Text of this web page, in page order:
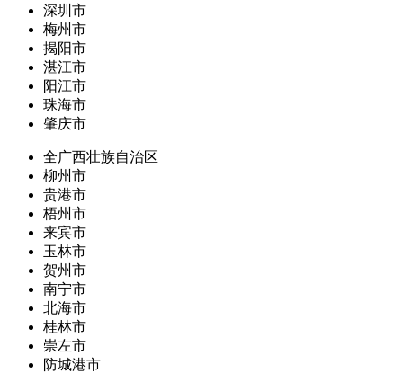
深圳市
梅州市
揭阳市
湛江市
阳江市
珠海市
肇庆市
全广西壮族自治区
柳州市
贵港市
梧州市
来宾市
玉林市
贺州市
南宁市
北海市
桂林市
崇左市
防城港市